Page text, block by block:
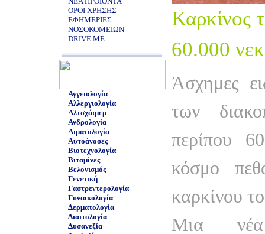
ΟΡΟΙ ΧΡΗΣΗΣ
ΕΦΗΜΕΡΙΕΣ
ΝΟΣΟΚΟΜΕΙΩΝ
DRIVE ME
Αγγειολογία
Αλλεργιολογία
Αλτσχάιμερ
Ανδρολογία
Αιματολογία
Αυτοάνοσες
Βιοτεχνολογία
Βιταμίνες
Βελονισμός
Γενετική
Γαστρεντερολογία
Γυναικολογία
Δερματολογία
Διαιτολογία
Δυσανεξία
Καρκίνος
60.000
Άσχημες
των
περίπου
κόσμο
καρκίνου
Μια